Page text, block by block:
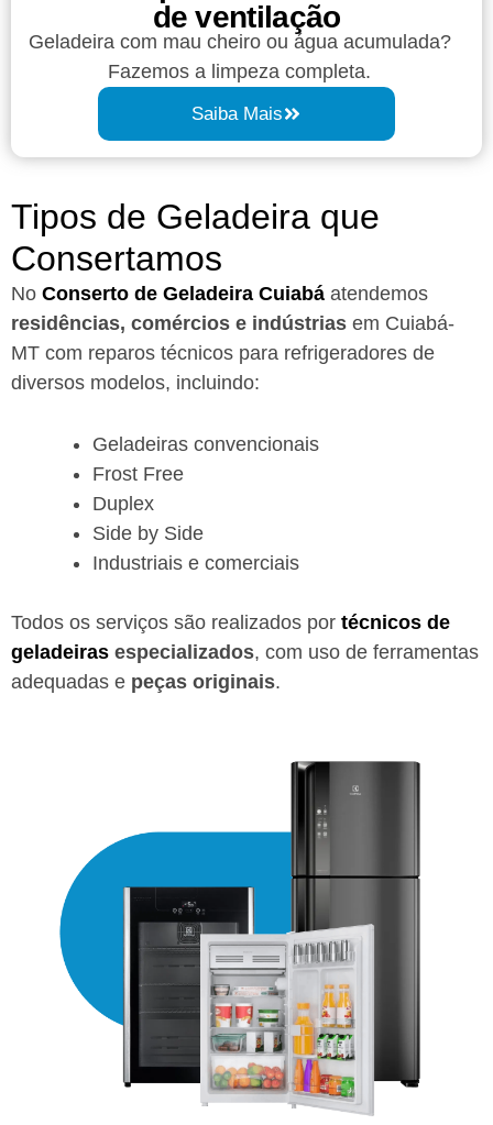
de ventilação
Geladeira com mau cheiro ou água acumulada?
Fazemos a limpeza completa.
Saiba Mais
Tipos de Geladeira que
Consertamos
No Conserto de Geladeira Cuiabá atendemos
residências, comércios e indústrias em Cuiabá-
MT com reparos técnicos para refrigeradores de
diversos modelos, incluindo:
Geladeiras convencionais
Frost Free
Duplex
Side by Side
Industriais e comerciais
Todos os serviços são realizados por técnicos de
geladeiras especializados, com uso de ferramentas
adequadas e peças originais.